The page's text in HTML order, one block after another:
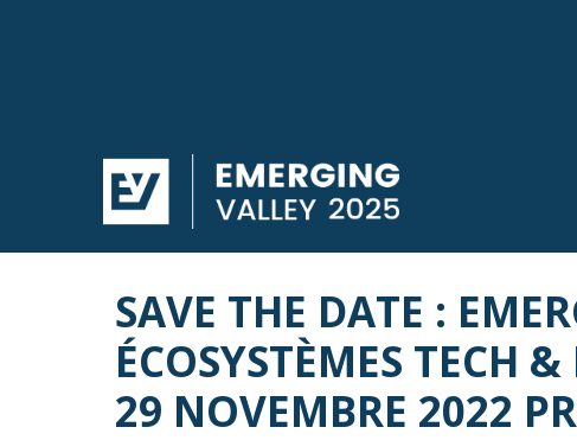
SAVE THE DATE :
ÉCOSYSTÈMES TECH
29 NOVEMBRE 2022